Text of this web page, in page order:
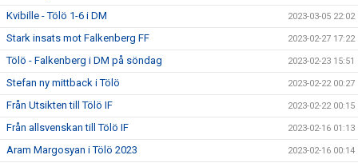
Kvibille - Tölö 1-6 i DM 2023-03-05 22:02
Stark insats mot Falkenberg FF 2023-02-27 17:22
Tölö - Falkenberg i DM på söndag 2023-02-23 15:51
Stefan ny mittback i Tölö 2023-02-22 00:27
Från Utsikten till Tölö IF 2023-02-22 00:15
Från allsvenskan till Tölö IF 2023-02-16 01:13
Aram Margosyan i Tölö 2023 2023-02-16 00:14